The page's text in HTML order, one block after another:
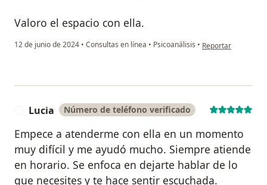
Valoro el espacio con ella.
12 de junio de 2024 • Consultas en línea • Psicoanálisis • en opinión del
Reportar
Lucia Número de teléfono verificado
Empece a atenderme con ella en un momento
muy difícil y me ayudó mucho. Siempre atiende
en horario. Se enfoca en dejarte hablar de lo
que necesites y te hace sentir escuchada.